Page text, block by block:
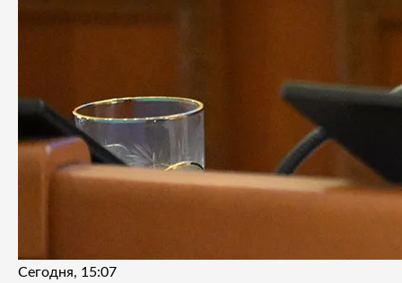
Сегодня, 15:07